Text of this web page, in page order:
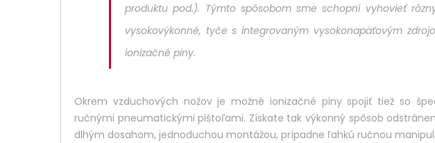
produktu pod.). Týmto spôsobom sme schopní vyhovieť
vysokovýkonné, tyče s integrovaným vysokonapäťovým
ionizačné piny.
Okrem vzduchových nožov je možné ionizačné piny spojiť tiež so
ručnými pneumatickými pištoľami. Získate tak výkonný spôsob
dlhým dosahom, jednoduchou montážou, prípadne ľahkú ručnou